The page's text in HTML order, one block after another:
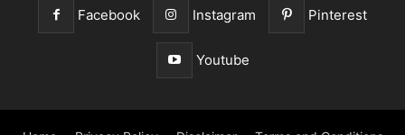
Facebook Instagram Pinterest
Youtube